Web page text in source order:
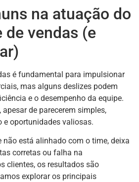
na atuação do
de vendas (e
é fundamental para impulsionar
mas alguns deslizes podem
e o desempenho da equipe.
de parecerem simples,
e oportunidades valiosas.
não está alinhado com o time, deixa
corretas ou falha na
clientes, os resultados são
explorar os principais